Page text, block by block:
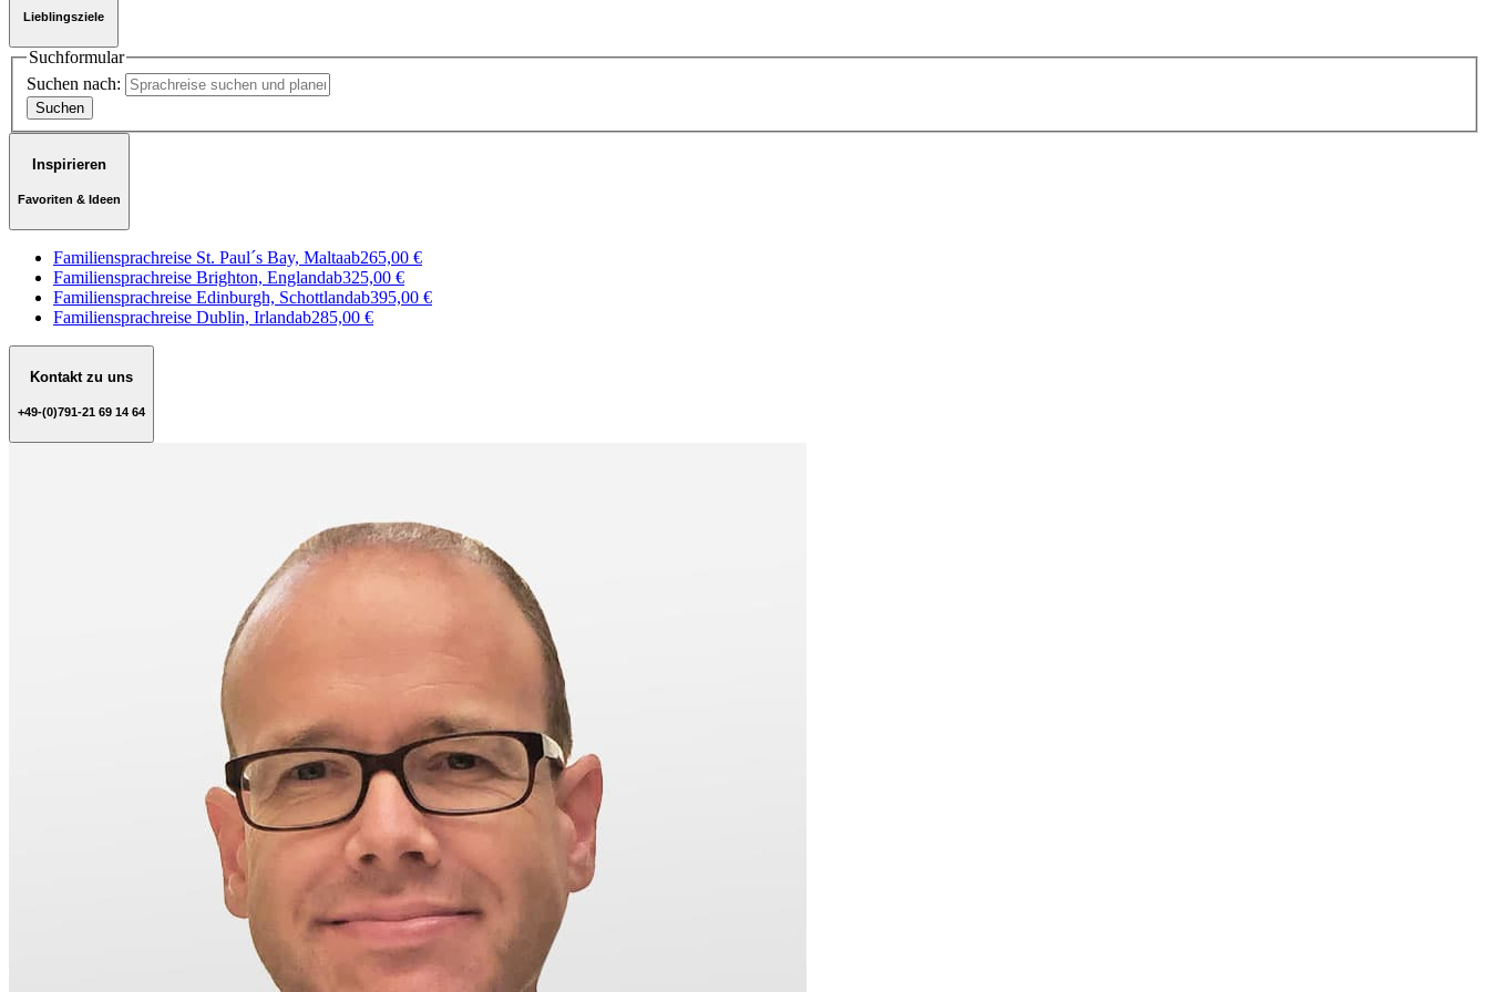
Lieblingsziele
Suchformular
Suchen nach:
Inspirieren
Favoriten & Ideen
Familiensprachreise St. Paul´s Bay, Maltaab265,00 €
Familiensprachreise Brighton, Englandab325,00 €
Familiensprachreise Edinburgh, Schottlandab395,00 €
Familiensprachreise Dublin, Irlandab285,00 €
Kontakt zu uns
+49-(0)791-21 69 14 64